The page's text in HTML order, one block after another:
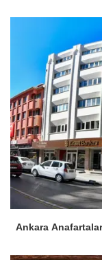
Ankara